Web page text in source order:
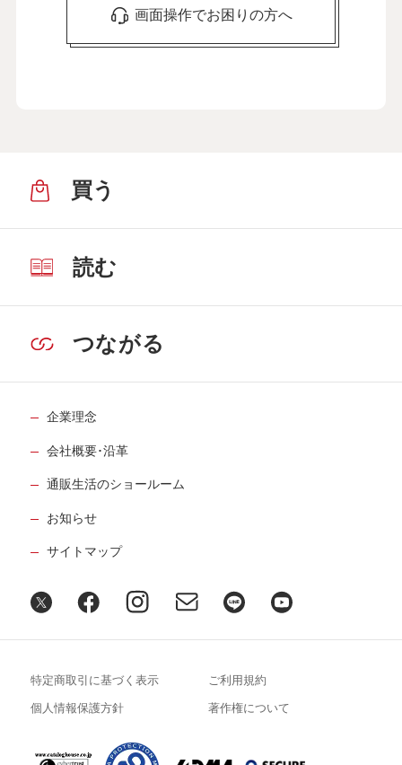
画面操作でお困りの方へ
買う
読む
つながる
企業理念
会社概要･沿革
通販生活のショールーム
お知らせ
サイトマップ
特定商取引に基づく表示 ご利用規約
個人情報保護方針 著作権について